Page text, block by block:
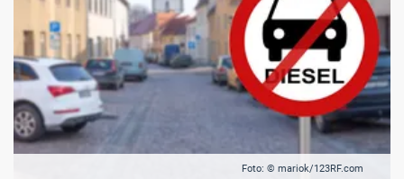
Foto: © mariok/123RF.com